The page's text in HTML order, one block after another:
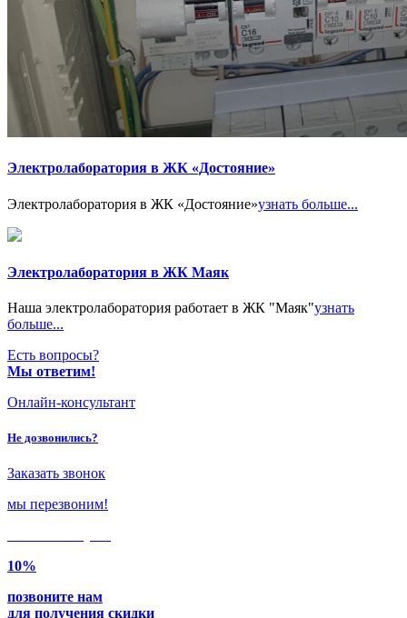
Электролаборатория в ЖК «Достояние»
Электролаборатория в ЖК «Достояние»узнать больше...
Электролаборатория в ЖК Маяк
Наша электролаборатория работает в ЖК "Маяк"узнать
больше...
Есть вопросы?
Мы ответим!
Онлайн-консультант
Не дозвонились?
Заказать звонок
мы перезвоним!
10%
позвоните нам
для получения скидки